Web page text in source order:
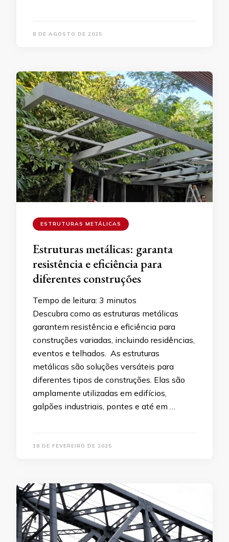
8 DE AGOSTO DE 2025
ESTRUTURAS METÁLICAS
Estruturas metálicas: garanta
resistência e eficiência para
diferentes construções
Tempo de leitura: 3 minutos
Descubra como as estruturas metálicas
garantem resistência e eficiência para
construções variadas, incluindo residências,
eventos e telhados. As estruturas
metálicas são soluções versáteis para
diferentes tipos de construções. Elas são
amplamente utilizadas em edifícios,
galpões industriais, pontes e até em …
18 DE FEVEREIRO DE 2025